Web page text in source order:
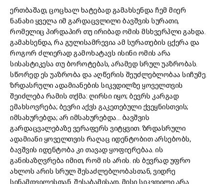
ერთბაშად, ცოცხალ ხატებად გამახსენდა ჩემ მიერ
ნანახი ყველა იმ გარდაცვლილი ბავშვის სურათი,
რომელიც პირდაპირ თუ ირიბად ომის მსხვერპლი გახდა.
გამახსენდა, რა გულისამრევია ამ სურათების ცქერა და
როგორ ძლიერად გამოხატავს ისინი ომის არა
სისასტიკესა თუ ბოროტებას, არამედ სრულ უაზრობას.
სწორედ ეს უაზრობა და აღწერის შეუძლებლობაა სიჩუმე.
ზრდასრული ადამიანების სიკვდილზე ყოველთვის
შეიძლება რამის თქმა: ღირსი იყო; ბევრს კარგად
ემახსოვრება; ბევრი აქვს გაკეთებული ქვეყნისთვის;
იმსახურებდა; არ იმსახურებდა… ბავშვის
გარდაცვალებაზე ვერაფერს ვიტყვით. ზრდასრული
ადამიანი ყოველთვის რაღაც იდენტობით არსებობს,
ბავშვის იდენტობა კი თავად ყოფიერებაა. ის
განისაზღვრება იმით, რომ ის არის. ის ბევრად უფრო
ახლოს არის სრულ შესაძლებლობასთან, ვიდრე
სინამდვილესთან. შესაბამისად, მისი სიკვდილი არა